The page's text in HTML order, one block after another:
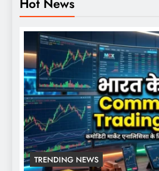
TRENDING NEWS